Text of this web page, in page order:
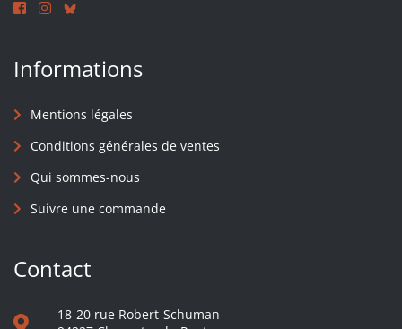
Informations
Mentions légales
Conditions générales de ventes
Qui sommes-nous
Suivre une commande
Contact
18-20 rue Robert-Schuman